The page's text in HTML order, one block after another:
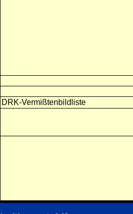
DRK-Vermißtenbildliste